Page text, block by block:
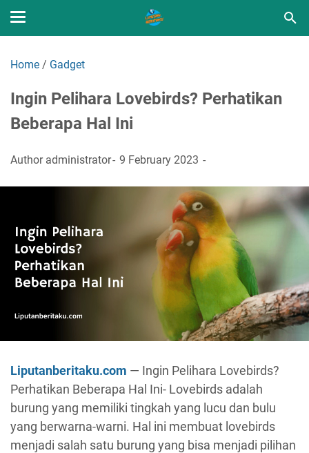
Home / Gadget
Ingin Pelihara Lovebirds? Perhatikan
Beberapa Hal Ini
Author administrator 9 February 2023
Liputanberitaku.com — Ingin Pelihara Lovebirds?
Perhatikan Beberapa Hal Ini- Lovebirds adalah
burung yang memiliki tingkah yang lucu dan bulu
yang berwarna-warni. Hal ini membuat lovebirds
menjadi salah satu burung yang bisa menjadi pilihan